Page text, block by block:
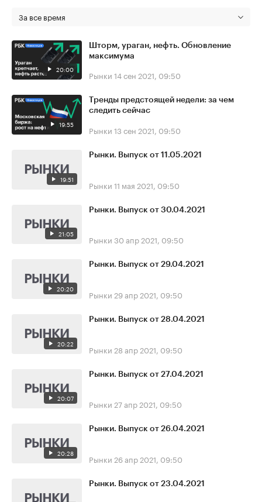
За все время
20:00
Шторм, ураган, нефть. Обновление
максимума
Рынки 14 сен 2021, 09:50
19:55
Тренды предстоящей недели: за чем
следить сейчас
Рынки 13 сен 2021, 09:50
19:51
Рынки. Выпуск от 11.05.2021
Рынки 11 мая 2021, 09:50
21:05
Рынки. Выпуск от 30.04.2021
Рынки 30 апр 2021, 09:50
20:20
Рынки. Выпуск от 29.04.2021
Рынки 29 апр 2021, 09:50
20:22
Рынки. Выпуск от 28.04.2021
Рынки 28 апр 2021, 09:50
20:07
Рынки. Выпуск от 27.04.2021
Рынки 27 апр 2021, 09:50
20:28
Рынки. Выпуск от 26.04.2021
Рынки 26 апр 2021, 09:50
Рынки. Выпуск от 23.04.2021